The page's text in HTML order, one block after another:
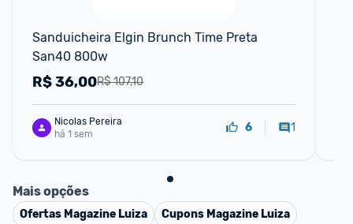
Sanduicheira Elgin Brunch Time Preta
San40 800w
R$ 107,10
R$36,00
Nicolas Pereira
há 1 sem
6 1
Mais opções
Ofertas Magazine Luiza Cupons Magazine Luiza